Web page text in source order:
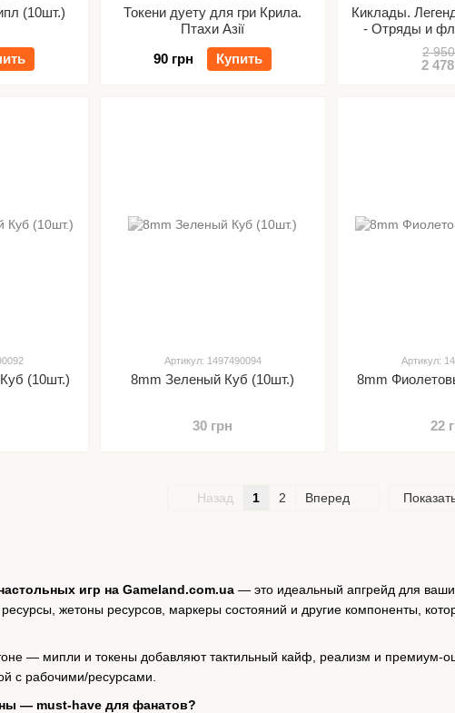
игр на Gameland.com.ua — это идеальный апгрейд для
жетоны ресурсов, маркеры состояний и другие компоненты,
— мипли и токены добавляют тактильный кайф, реализм и премиум-
с рабочими/ресурсами.
— must-have для фанатов?
(10шт.)
Токени дуету для гри Крила.
Птахи Азії
90 грн
Купить
Киклады.
- Отряды и
Troops
2
2
(10шт.)
Артикул: 1497490094
8mm Зеленый Куб (10шт.)
30 грн
Артикул:
8mm
22
Назад 1 2 Вперед